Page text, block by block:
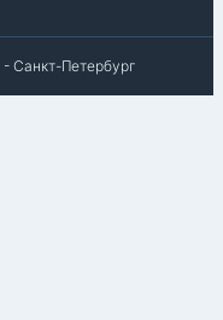
- Санкт-Петербург